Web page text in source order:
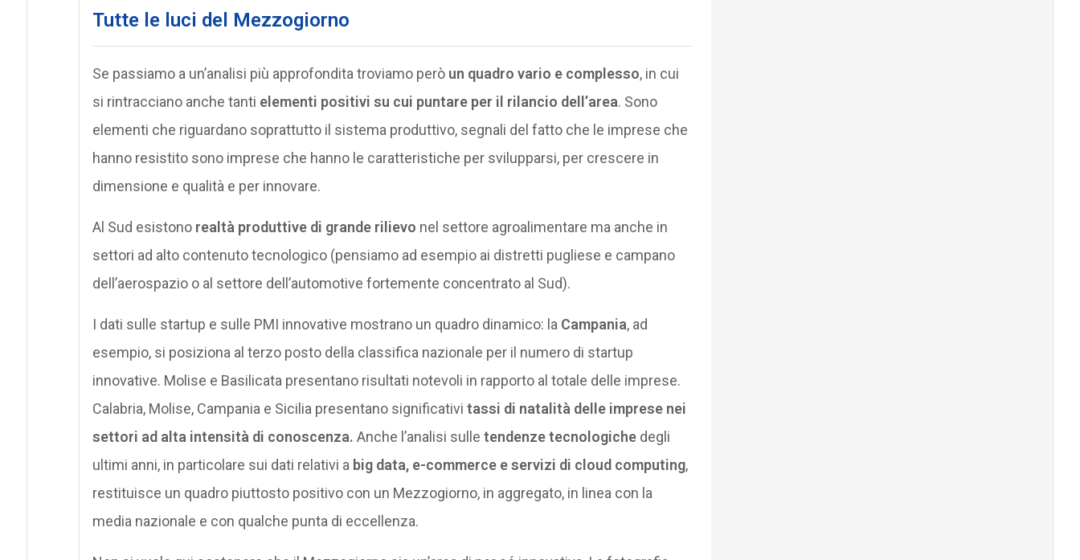
Tutte le luci del Mezzogiorno
Se passiamo a un’analisi più approfondita troviamo però un quadro vario e complesso, in cui
si rintracciano anche tanti elementi positivi su cui puntare per il rilancio dell’area. Sono
elementi che riguardano soprattutto il sistema produttivo, segnali del fatto che le imprese che
hanno resistito sono imprese che hanno le caratteristiche per svilupparsi, per crescere in
dimensione e qualità e per innovare.
Al Sud esistono realtà produttive di grande rilievo nel settore agroalimentare ma anche in
settori ad alto contenuto tecnologico (pensiamo ad esempio ai distretti pugliese e campano
dell’aerospazio o al settore dell’automotive fortemente concentrato al Sud).
I dati sulle startup e sulle PMI innovative mostrano un quadro dinamico: la Campania, ad
esempio, si posiziona al terzo posto della classifica nazionale per il numero di startup
innovative. Molise e Basilicata presentano risultati notevoli in rapporto al totale delle imprese.
Calabria, Molise, Campania e Sicilia presentano significativi tassi di natalità delle imprese nei
settori ad alta intensità di conoscenza. Anche l’analisi sulle tendenze tecnologichedegli
ultimi anni, in particolare sui dati relativi a big data, e-commerce e servizi di cloud computing,
restituisce un quadro piuttosto positivo con un Mezzogiorno, in aggregato, in linea con la
media nazionale e con qualche punta di eccellenza.